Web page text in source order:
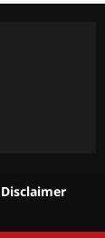
Disclaimer